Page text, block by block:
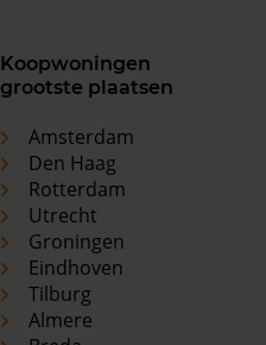
Koopwoningen
grootste plaatsen
Amsterdam
Den Haag
Rotterdam
Utrecht
Groningen
Eindhoven
Tilburg
Almere